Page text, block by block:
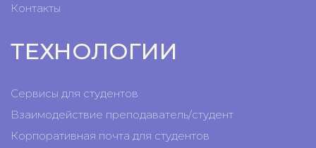
Контакты
ТЕХНОЛОГИИ
Сервисы для студентов
Взаимодействие преподаватель/студент
Корпоративная почта для студентов